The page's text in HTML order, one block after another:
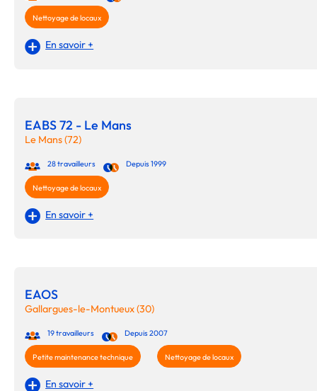
Nettoyage de locaux
En savoir +
EABS 72 - Le Mans
Le Mans (72)
28 travailleurs Depuis 1999
Nettoyage de locaux
En savoir +
EAOS
Gallargues-le-Montueux (30)
19 travailleurs Depuis 2007
Petite maintenance technique Nettoyage de locaux
En savoir +